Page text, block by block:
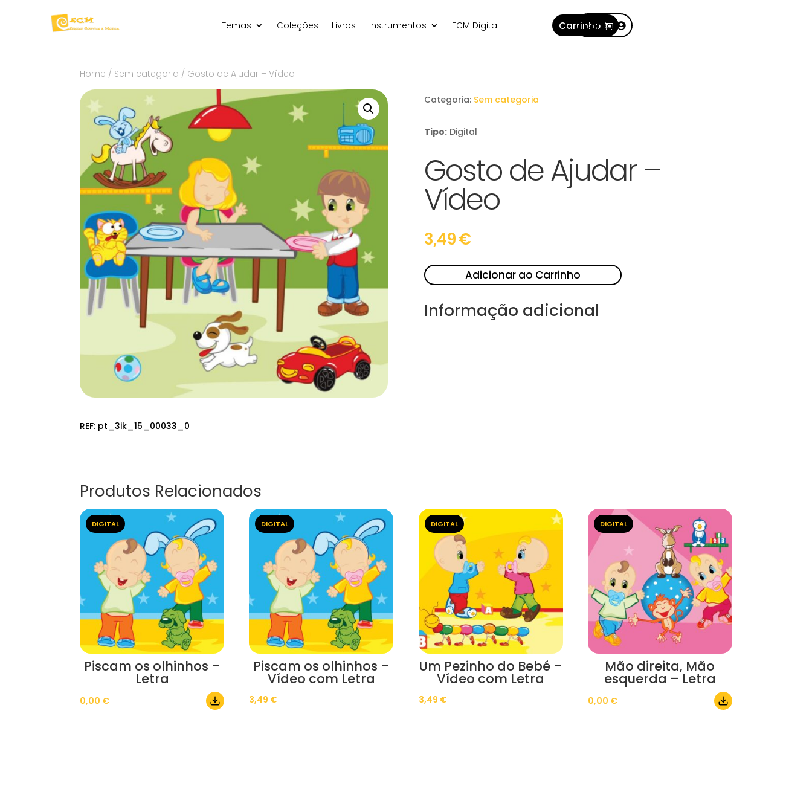
Temas Coleções Livros Instrumentos ECM Digital Carrinho
Conta
Home / Sem categoria / Gosto de Ajudar – Vídeo
REF: pt_3ik_15_00033_0
Categoria: Sem categoria
Tipo: Digital
Gosto de Ajudar –
Vídeo
3,49€
Adicionar ao Carrinho
Informação adicional
Produtos Relacionados
DIGITAL
Piscam os olhinhos –
Letra
0,00 €
DIGITAL
Piscam os olhinhos –
Vídeo com Letra
3,49 €
DIGITAL
Um Pezinho do Bebé –
Vídeo com Letra
3,49 €
DIGITAL
Mão direita, Mão
esquerda – Letra
0,00 €